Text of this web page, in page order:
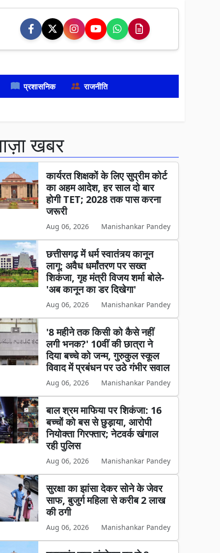
प्रशासनिक राजनीति
खबर
कार्यरत शिक्षकों के लिए सुप्रीम कोर्ट
का अहम आदेश, हर साल दो बार
होगी TET; 2028 तक पास करना
जरूरी
Aug 06, 2026 Manishankar Pandey
छत्तीसगढ़ में धर्म स्वातंत्र्य कानून
लागू: अवैध धर्मांतरण पर सख्त
शिकंजा, गृह मंत्री विजय शर्मा बोले-
'अब कानून का डर दिखेगा'
Aug 06, 2026 Manishankar Pandey
'8 महीने तक किसी को कैसे नहीं
लगी भनक?' 10वीं की छात्रा ने
दिया बच्चे को जन्म, गुरुकुल स्कूल
विवाद में प्रबंधन पर उठे गंभीर सवाल
Aug 06, 2026 Manishankar Pandey
बाल श्रम माफिया पर शिकंजा: 16
बच्चों को बस से छुड़ाया, आरोपी
नियोक्ता गिरफ्तार; नेटवर्क खंगाल
रही पुलिस
Aug 06, 2026 Manishankar Pandey
सुरक्षा का झांसा देकर सोने के जेवर
साफ, बुजुर्ग महिला से करीब 2 लाख
की ठगी
Aug 06, 2026 Manishankar Pandey